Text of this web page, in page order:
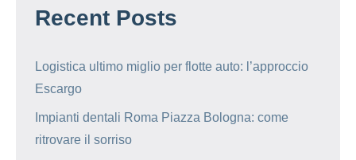
Recent Posts
Logistica ultimo miglio per flotte auto: l’approccio
Escargo
Impianti dentali Roma Piazza Bologna: come
ritrovare il sorriso